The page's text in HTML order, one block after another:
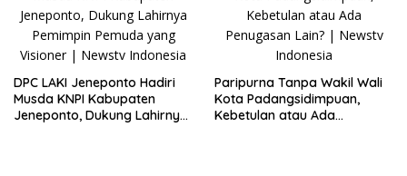
DPC LAKI Jeneponto Hadiri
Musda KNPI Kabupaten
Jeneponto, Dukung Lahirnya
Paripurna Tanpa Wakil Wali
Kota Padangsidimpuan,
Kebetulan atau Ada